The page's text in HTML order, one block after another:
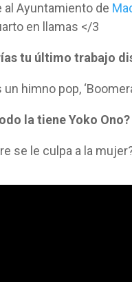
al Ayuntamiento de
en llamas </3
tu último trabajo
himno pop,
la tiene Yoko Ono?
se le culpa a la